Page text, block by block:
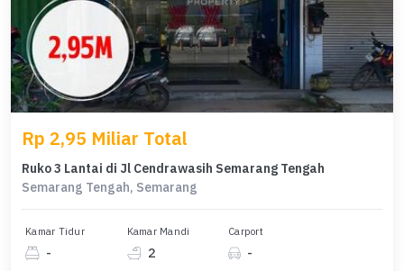
Rp 2,95 Miliar Total
Ruko 3 Lantai di Jl Cendrawasih Semarang Tengah
Semarang Tengah, Semarang
Kamar Tidur
-
Kamar Mandi
2
Carport
-